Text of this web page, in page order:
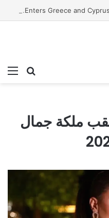
Tobacco International Inc. Enters Greece and Cyprus with KRATOS Power Infusion
بحث
ملكة جمال